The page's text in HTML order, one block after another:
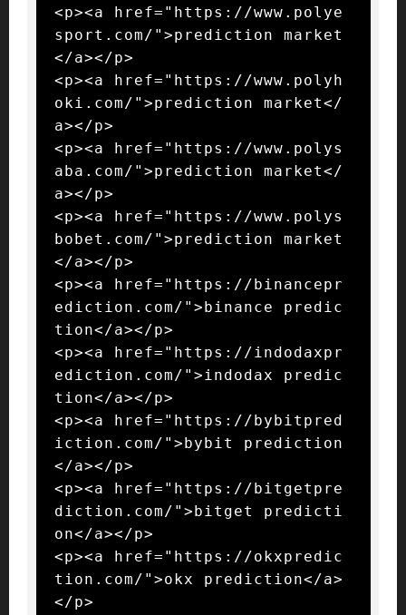
<p><a href="https://www.polye
sport.com/">prediction market
</a></p>
<p><a href="https://www.polyh
oki.com/">prediction market</
a></p>
<p><a href="https://www.polys
aba.com/">prediction market</
a></p>
<p><a href="https://www.polys
bobet.com/">prediction market
</a></p>
<p><a href="https://binancepr
ediction.com/">binance predic
tion</a></p>
<p><a href="https://indodaxpr
ediction.com/">indodax predic
tion</a></p>
<p><a href="https://bybitpred
iction.com/">bybit prediction
</a></p>
<p><a href="https://bitgetpre
diction.com/">bitget predicti
on</a></p>
<p><a href="https://okxpredic
tion.com/">okx prediction</a>
</p>